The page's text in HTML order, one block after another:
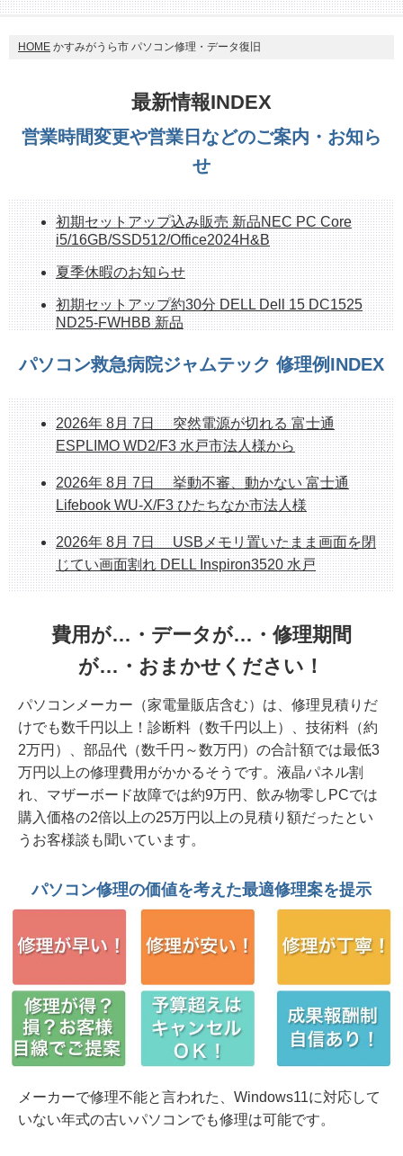
HOME かすみがうら市 パソコン修理・データ復旧
最新情報INDEX
営業時間変更や営業日などのご案内・お知ら
せ
初期セットアップ込み販売 新品NEC PC Core
i5/16GB/SSD512/Office2024H&B
夏季休暇のお知らせ
初期セットアップ約30分 DELL Dell 15 DC1525
ND25-FWHBB 新品
持ち帰れます！ NEC PC-GE33EJYA2 512GB
SSD、16G、OfficeH&B
ホームページシステム更新作業中のお知らせ
整備済み中古デスクトップPC 販売中 富士通
ESPLIMO D586/M
整備済み中古PC販売中 富士通FH70/D1 1TB
SSD/Corei7/8GB/23.8インチ/Office
パソコン救急病院ジャムテック 修理例INDEX
2026年 8月 7日 突然電源が切れる 富士通
ESPLIMO WD2/F3 水戸市法人様から
2026年 8月 7日 挙動不審、動かない 富士通
Lifebook WU-X/F3 ひたちなか市法人様
2026年 8月 7日 USBメモリ置いたまま画面を閉
じてい画面割れ DELL Inspiron3520 水戸
品NEC PC Core
i5/16GB/SSD512/Office2024H&B
ProDesk 400 G7 桜川市法人様
2026年 8月 4日 起動不能 2019年モデル 富士通
Lifebook AH79/D3 SSD故障 データ復旧修理 つく
ば市
2026年 8月 3日 起動不能 NECノート VasaPro
VF-G 原因はメモリー故障だった 水戸市
2026年 8月 3日 音が出ない、WiFiが繋がらな
い、動作も遅い マウスコンピュータ 水戸市
2026年 8月 3日 当社修理記事を見てご来店
2026年 7月30日 起動不能/職場環境改善 富士通
ESPLIMO D587/RX 笠間市法人様から
2026年 7月30日 水戸市法人様 NEC PC コーヒ
2026年 7月30日 Insert system disk in drive... 起
費用が…・データが…・修理期間
が…・おまかせください！
パソコンメーカー（家電量販店含む）は、修理見積りだ
けでも数千円以上！診断料（数千円以上）、技術料（約
2万円）、部品代（数千円～数万円）の合計額では最低3
万円以上の修理費用がかかるそうです。液晶パネル割
れ、マザーボード故障では約9万円、飲み物零しPCでは
購入価格の2倍以上の25万円以上の見積り額だったとい
うお客様談も聞いています。
パソコン修理の価値を考えた最適修理案を提示
メーカーで修理不能と言われた、Windows11に対応して
いない年式の古いパソコンでも修理は可能です。